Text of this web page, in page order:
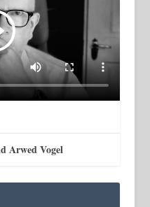
Arwed Vogel